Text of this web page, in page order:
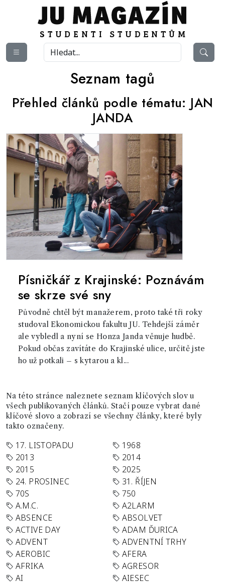
Seznam tagů
Přehled článků podle tématu: JAN
JANDA
Písničkář z Krajinské: Poznávám
se skrze své sny
Původně chtěl být manažerem, proto také tři roky
studoval Ekonomickou fakultu JU. Tehdejší záměr
ale vybledl a nyní se Honza Janda věnuje hudbě.
Pokud občas zavítáte do Krajinské ulice, určitě jste
ho už potkali – s kytarou a kl...
Na této stránce naleznete seznam klíčových slov u
všech publikovaných článků. Stačí pouze vybrat dané
klíčové slovo a zobrazí se všechny články, které byly
takto označeny.
17. LISTOPADU
1968
2013
2014
2015
2025
24. PROSINEC
31. ŘÍJEN
70S
750
A.M.C.
A2LARM
ABSENCE
ABSOLVET
ACTIVE DAY
ADAM ĎURICA
ADVENT
ADVENTNÍ TRHY
AEROBIC
AFERA
AFRIKA
AGRESOR
AI
AIESEC